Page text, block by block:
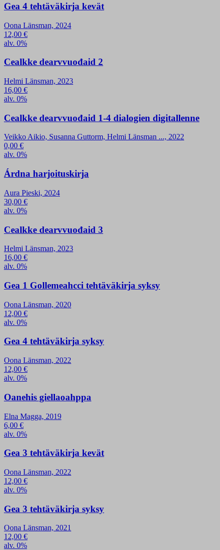
Gea 4 tehtäväkirja kevät
Oona Länsman, 2024
12,00 €
alv. 0%
Cealkke dearvvuođaid 2
Helmi Länsman, 2023
16,00 €
alv. 0%
Cealkke dearvvuođaid 1-4 dialogien digitallenne
Veikko Aikio, Susanna Guttorm, Helmi Länsman ..., 2022
0,00 €
alv. 0%
Árdna harjoituskirja
Aura Pieski, 2024
30,00 €
alv. 0%
Cealkke dearvvuođaid 3
Helmi Länsman, 2023
16,00 €
alv. 0%
Gea 1 Gollemeahcci tehtäväkirja syksy
Oona Länsman, 2020
12,00 €
alv. 0%
Gea 4 tehtäväkirja syksy
Oona Länsman, 2022
12,00 €
alv. 0%
Oanehis giellaoahppa
Elna Magga, 2019
6,00 €
alv. 0%
Gea 3 tehtäväkirja kevät
Oona Länsman, 2022
12,00 €
alv. 0%
Gea 3 tehtäväkirja syksy
Oona Länsman, 2021
12,00 €
alv. 0%